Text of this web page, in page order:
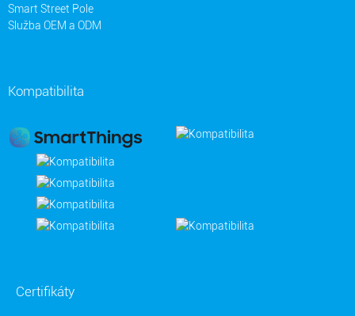
Smart Street Pole
Služba OEM a ODM
Kompatibilita
Certifikáty